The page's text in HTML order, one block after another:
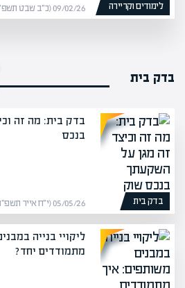
לימודים וקריירה 09/02/26 (כ״ב שבט תשפ״ו) | מערכת אפיק
בדק בית
בדק בית
בדק בית: מה זה
בנכס
05/05/26 (י״ח אייר תשפ״ו) | מערכת אפיק
ליקויי בנייה
מתמודדים יחד?